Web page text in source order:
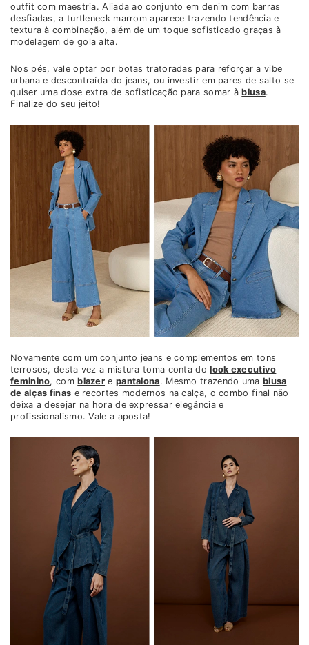
outfit com maestria. Aliada ao conjunto em denim com barras
desfiadas, a turtleneck marrom aparece trazendo tendência e
textura à combinação, além de um toque sofisticado graças à
modelagem de gola alta.
Nos pés, vale optar por botas tratoradas para reforçar a vibe
urbana e descontraída do jeans, ou investir em pares de salto se
quiser uma dose extra de sofisticação para somar àblusa.
Finalize do seu jeito!
Novamente com um conjunto jeans e complementos em tons
terrosos, desta vez a mistura toma conta dolook executivo
feminino, comblazer e pantalona. Mesmo trazendo uma blusa
de alças finas e recortes modernos na calça, o combo final não
deixa a desejar na hora de expressar elegância e
profissionalismo. Vale a aposta!